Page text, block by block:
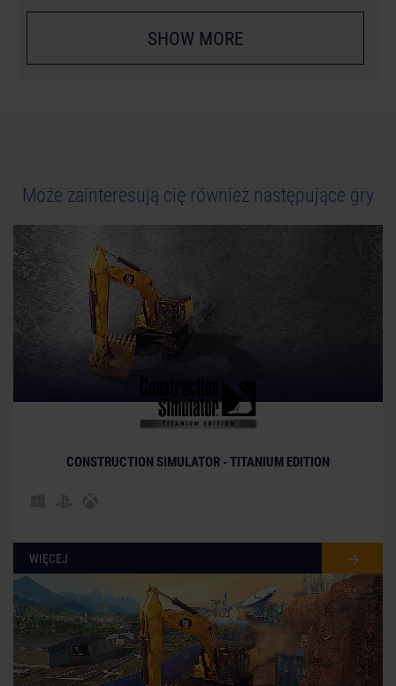
SHOW MORE
Może zainteresują cię również następujące gry
CONSTRUCTION SIMULATOR - TITANIUM EDITION
WIĘCEJ